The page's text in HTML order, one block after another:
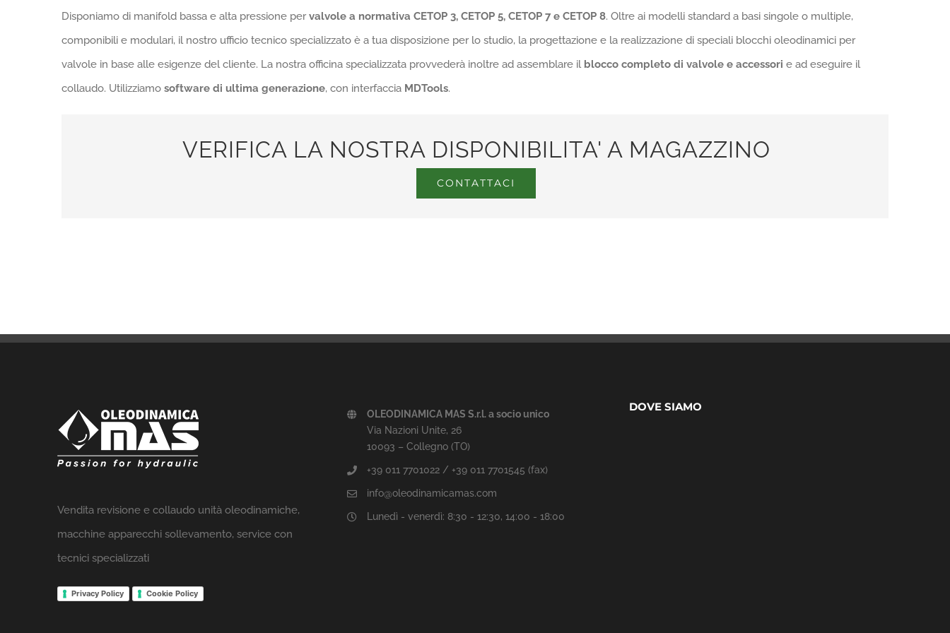
Disponiamo di manifold bassa e alta pressione pervalvole a normativa CETOP 3, CETOP 5, CETOP 7 e CETOP 8. Oltre ai modelli standard a basi singole o multiple,
componibili e modulari, il nostro ufficio tecnico specializzato è a tua disposizione per lo studio, la progettazione e la realizzazione di speciali blocchi oleodinamici per
valvole in base alle esigenze del cliente. La nostra officina specializzata provvederà inoltre ad assemblare il blocco completo di valvole e accessori e ad eseguire il
collaudo. Utilizziamo software di ultima generazione, con interfaccia MDTools.
VERIFICA LA NOSTRA DISPONIBILITA' A MAGAZZINO
CONTATTACI
Vendita revisione e collaudo unità oleodinamiche,
macchine apparecchi sollevamento, service con
tecnici specializzati
Privacy Policy Cookie Policy
OLEODINAMICA MAS S.r.l. a socio unico
Via Nazioni Unite, 26
10093 – Collegno (TO)
+39 011 7701022 / +39 011 7701545 (fax)
info@oleodinamicamas.com
Lunedì - venerdì: 8:30 - 12:30, 14:00 - 18:00
DOVE SIAMO